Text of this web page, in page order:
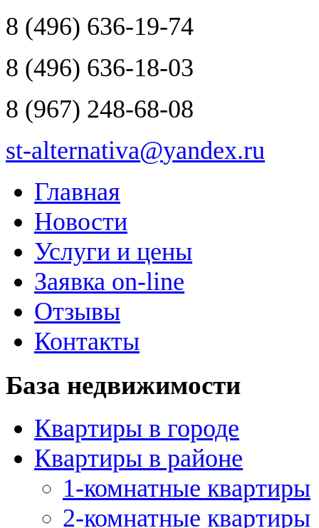
8 (496) 636-19-74
8 (496) 636-18-03
8 (967) 248-68-08
st-alternativa@yandex.ru
Главная
Новости
Услуги и цены
Заявка on-line
Отзывы
Контакты
База недвижимости
Квартиры в городе
Квартиры в районе
1-комнатные квартиры
2-комнатные квартиры